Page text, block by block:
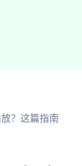
？这篇指南